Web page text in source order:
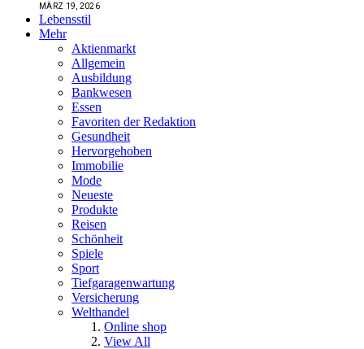
MÄRZ 19, 2026
Lebensstil
Mehr
Aktienmarkt
Allgemein
Ausbildung
Bankwesen
Essen
Favoriten der Redaktion
Gesundheit
Hervorgehoben
Immobilie
Mode
Neueste
Produkte
Reisen
Schönheit
Spiele
Sport
Tiefgaragenwartung
Versicherung
Welthandel
Online shop
View All